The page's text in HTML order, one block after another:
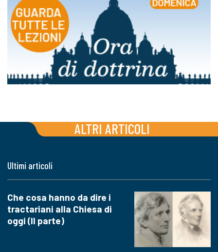
ALTRI ARTICOLI
Ultimi articoli
Che cosa hanno da dire i
tractariani alla Chiesa di
oggi (II parte)